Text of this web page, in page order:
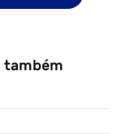
também